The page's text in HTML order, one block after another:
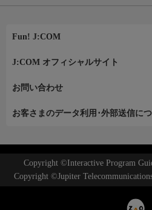
Fun! J:COM
J:COM オフィシャルサイト
お問い合わせ
お客さまのデータ利用･外部送信に
Copyright ©Interactive Program
Copyright ©Jupiter